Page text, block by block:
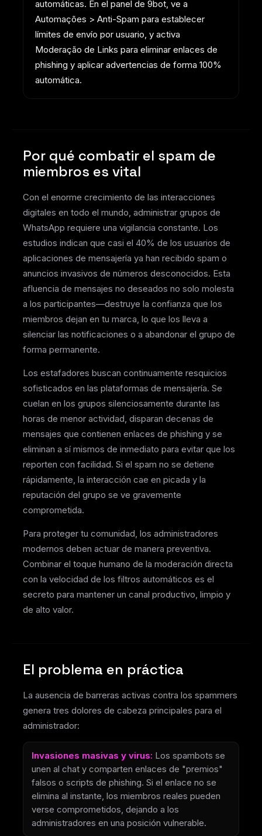
automáticas. En el panel de 9bot, ve a
Automações > Anti-Spam para establecer
límites de envío por usuario, y activa
Moderação de Links para eliminar enlaces de
phishing y aplicar advertencias de forma 100%
automática.
Por qué combatir el spam de
miembros es vital
Con el enorme crecimiento de las interacciones
digitales en todo el mundo, administrar grupos de
WhatsApp requiere una vigilancia constante. Los
estudios indican que casi el 40% de los usuarios de
aplicaciones de mensajería ya han recibido spam o
anuncios invasivos de números desconocidos. Esta
afluencia de mensajes no deseados no solo molesta
a los participantes—destruye la confianza que los
miembros dejan en tu marca, lo que los lleva a
silenciar las notificaciones o a abandonar el grupo de
forma permanente.
Los estafadores buscan continuamente resquicios
sofisticados en las plataformas de mensajería. Se
cuelan en los grupos silenciosamente durante las
horas de menor actividad, disparan decenas de
mensajes que contienen enlaces de phishing y se
eliminan a sí mismos de inmediato para evitar que los
reporten con facilidad. Si el spam no se detiene
rápidamente, la interacción cae en picada y la
reputación del grupo se ve gravemente
comprometida.
Para proteger tu comunidad, los administradores
modernos deben actuar de manera preventiva.
Combinar el toque humano de la moderación directa
con la velocidad de los filtros automáticos es el
secreto para mantener un canal productivo, limpio y
de alto valor.
El problema en práctica
La ausencia de barreras activas contra los spammers
genera tres dolores de cabeza principales para el
administrador:
Invasiones masivas y virus: Los spambots se
unen al chat y comparten enlaces de "premios"
falsos o scripts de phishing. Si el enlace no se
elimina al instante, los miembros reales pueden
verse comprometidos, dejando a los
administradores en una posición vulnerable.